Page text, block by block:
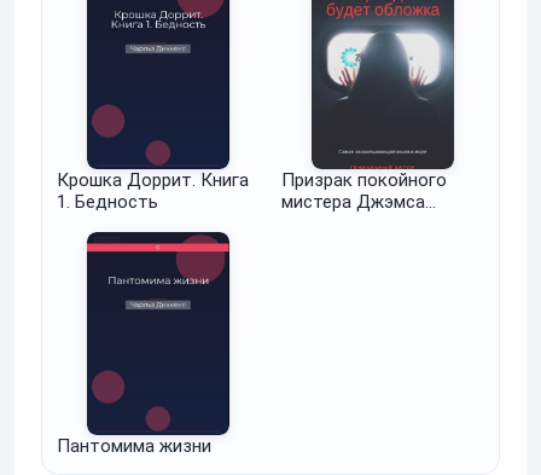
Крошка Доррит. Книга
1. Бедность
Призрак покойного
мистера Джэмса
Пантомима жизни